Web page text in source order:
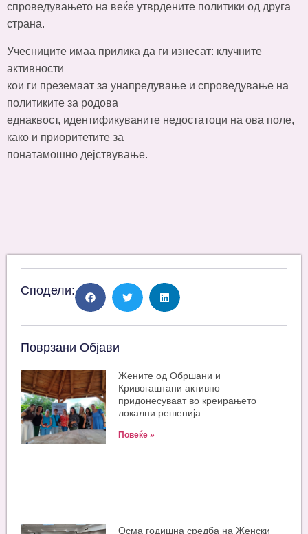
спроведувањето на веќе утврдените политики од друга
страна.
Учесниците имаа прилика да ги изнесат: клучните
активности
кои ги преземаат за унапредување и спроведување на
политиките за родова
еднаквост, идентификуваните недостатоци на ова поле,
како и приоритетите за
понатамошно дејствување.
Сподели:
Поврзани Објави
Жените од Обршани и
Кривогаштани активно
придонесуваат во креирањето
локални решенија
Повеќе »
Oсма годишна средба на Женски